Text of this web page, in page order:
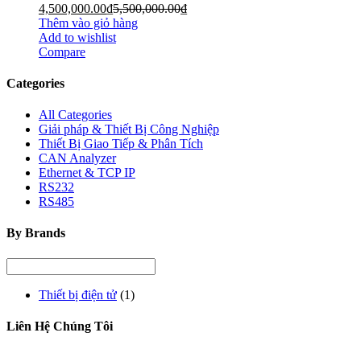
4,500,000.00₫5,500,000.00₫
Thêm vào giỏ hàng
Add to wishlist
Compare
Categories
All Categories
Giải pháp & Thiết Bị Công Nghiệp
Thiết Bị Giao Tiếp & Phân Tích
CAN Analyzer
Ethernet & TCP IP
RS232
RS485
By Brands
Thiết bị điện tử (1)
Liên Hệ Chúng Tôi